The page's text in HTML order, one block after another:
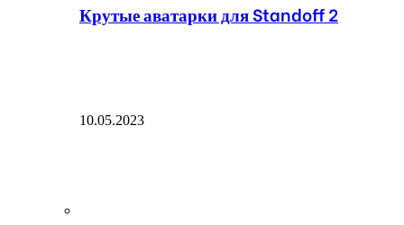
Крутые аватарки для Standoff 2
10.05.2023